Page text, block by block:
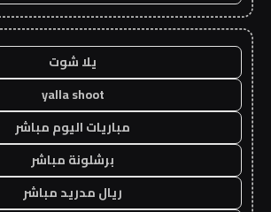
يلا شوت
yalla shoot
مباريات اليوم مباشر
برشلونة مباشر
ريال مدريد مباشر